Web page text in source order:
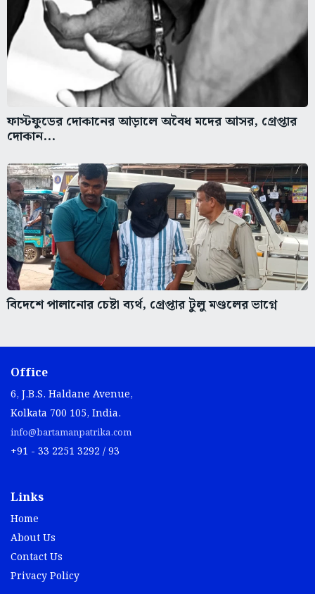
ফাস্টফুডের দোকানের আড়ালে অবৈধ মদের আসর, গ্রেপ্তার
দোকান...
বিদেশে পালানোর চেষ্টা ব্যর্থ, গ্রেপ্তার টুলু মণ্ডলের ভাগ্নে
Office
6, J.B.S. Haldane Avenue,
Kolkata 700 105, India.
info@bartamanpatrika.com
+91 - 33 2251 3292 / 93
Links
Home
About Us
Contact Us
Privacy Policy